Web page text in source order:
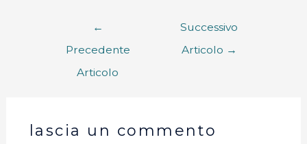
←
Precedente
Articolo
Successivo
Articolo →
lascia un commento